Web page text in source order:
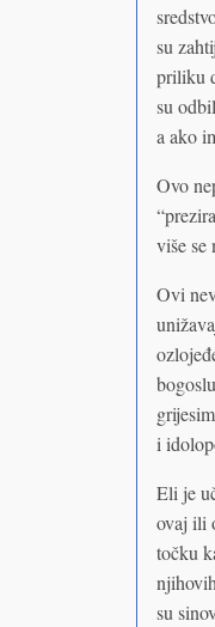
su
priliku
su
a ako
Ovo
više se
Ovi
i
Eli je
ovaj ili
točku
su